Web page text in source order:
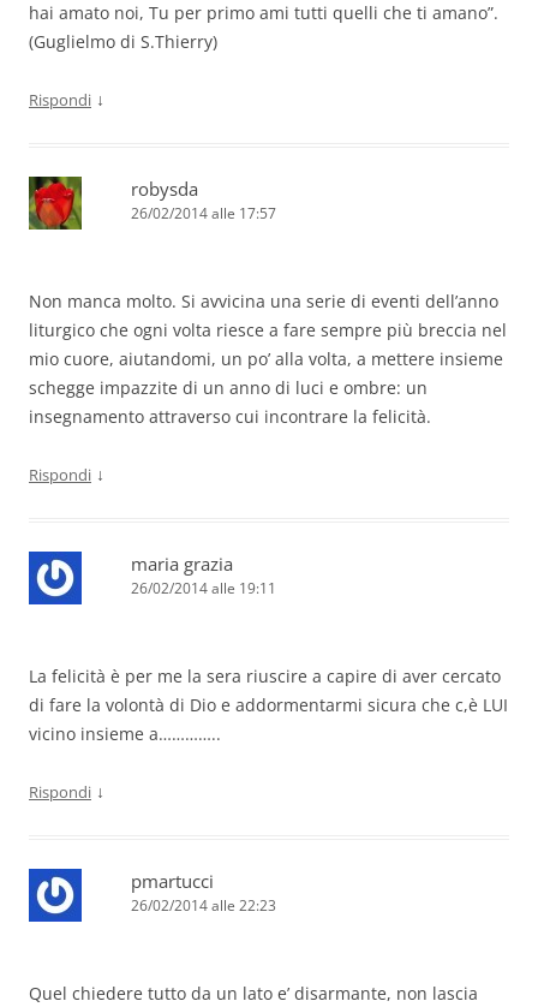
hai amato noi, Tu per primo ami tutti quelli che ti amano”.
(Guglielmo di S.Thierry)
Rispondi ↓
robysda
26/02/2014 alle 17:57
Non manca molto. Si avvicina una serie di eventi dell’anno
liturgico che ogni volta riesce a fare sempre più breccia nel
mio cuore, aiutandomi, un po’ alla volta, a mettere insieme
schegge impazzite di un anno di luci e ombre: un
insegnamento attraverso cui incontrare la felicità.
Rispondi ↓
maria grazia
26/02/2014 alle 19:11
La felicità è per me la sera riuscire a capire di aver cercato
di fare la volontà di Dio e addormentarmi sicura che c,è LUI
vicino insieme a…………..
Rispondi ↓
pmartucci
26/02/2014 alle 22:23
Quel chiedere tutto da un lato e’ disarmante, non lascia